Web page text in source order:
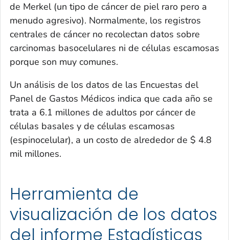
de Merkel (un tipo de cáncer de piel raro pero a
menudo agresivo). Normalmente, los registros
centrales de cáncer no recolectan datos sobre
carcinomas basocelulares ni de células escamosas
porque son muy comunes.
Un análisis de los datos de las Encuestas del
Panel de Gastos Médicos indica que cada año se
trata a 6.1 millones de adultos por cáncer de
células basales y de células escamosas
(espinocelular), a un costo de alrededor de $ 4.8
mil millones.
Herramienta de
visualización de los datos
del informe Estadísticas